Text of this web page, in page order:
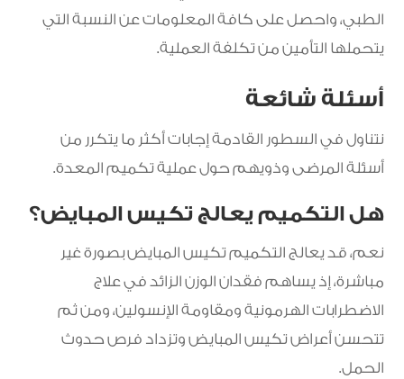
الطبي، واحصل على كافة المعلومات عن النسبة التي
يتحملها التأمين من تكلفة العملية.
أسئلة شائعة
نتناول في السطور القادمة إجابات أكثر ما يتكرر من
أسئلة المرضى وذويهم حول عملية تكميم المعدة.
هل التكميم يعالج تكيس المبايض؟
نعم، قد يعالج التكميم تكيس المبايض بصورة غير
مباشرة، إذ يساهم فقدان الوزن الزائد في علاج
الاضطرابات الهرمونية ومقاومة الإنسولين، ومن ثم
تتحسن أعراض تكيس المبايض وتزداد فرص حدوث
الحمل.